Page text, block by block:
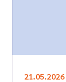
21.05.2026